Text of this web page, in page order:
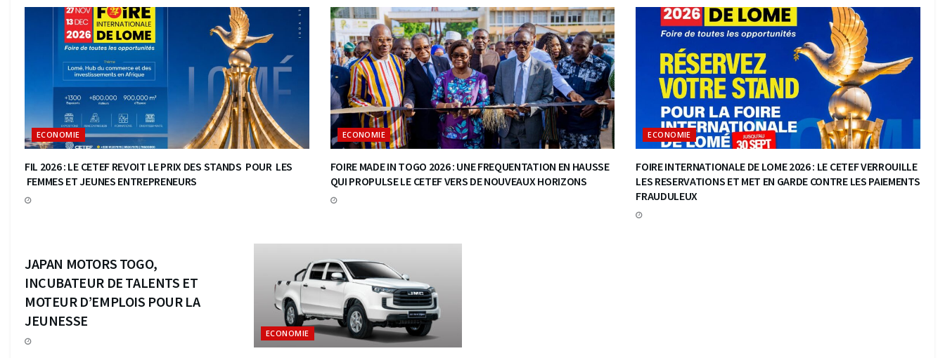
ECONOMIE
FIL 2026 : LE CETEF REVOIT LE PRIX DES STANDS POUR LES
FEMMES ET JEUNES ENTREPRENEURS
ECONOMIE
FOIRE MADE IN TOGO 2026 : UNE FREQUENTATION EN HAUSSE
QUI PROPULSE LE CETEF VERS DE NOUVEAUX HORIZONS
ECONOMIE
FOIRE INTERNATIONALE DE LOME 2026 : LE CETEF VERROUILLE
LES RESERVATIONS ET MET EN GARDE CONTRE LES PAIEMENTS
FRAUDULEUX
JAPAN MOTORS TOGO,
INCUBATEUR DE TALENTS ET
MOTEUR D’EMPLOIS POUR LA
JEUNESSE
ECONOMIE